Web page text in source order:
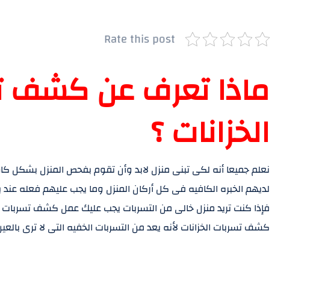
Rate this post
ماذا تعرف عن كشف
الخزانات ؟
نعلم جميعا أنه لكى تبنى منزل لابد وأن تقوم بفحص المنزل بشكل
لديهم الخبره الكافيه فى كل أركان المنزل وما يجب عليهم فعله عند
فإذا كنت تريد منزل خالى من التسربات يجب عليك عمل كشف
كشف تسربات الخزانات لأنه يعد من التسربات الخفيه التى لا ترى